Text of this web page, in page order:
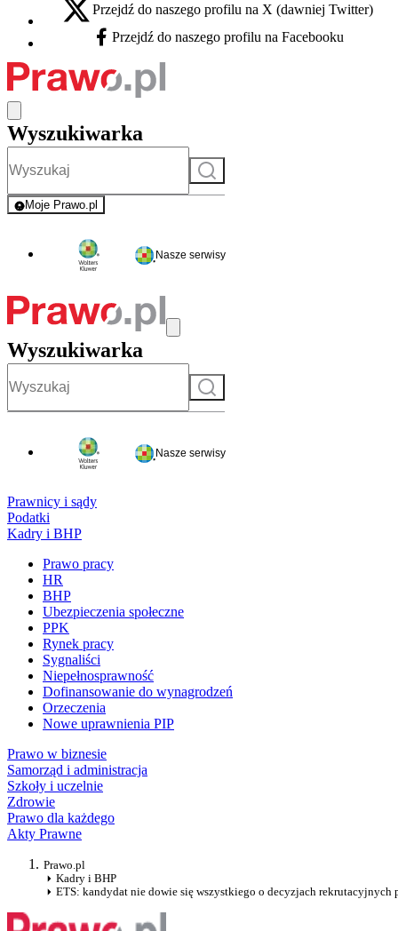
X - otwiera się w nowej karcie
Przejdź do naszego profilu na X (dawniej Twitter)
Facebook - otwiera się w nowej karcie
Przejdź do naszego profilu na Facebooku
Wyszukiwarka
Szukaj
Moje Prawo.pl
- rejestracja i logowanie do serwisu
Nasze serwisy
Wyszukiwarka
Szukaj
Nasze serwisy
Prawnicy i sądy
Podatki
Kadry i BHP
Prawo pracy
HR
BHP
Ubezpieczenia społeczne
PPK
Rynek pracy
Sygnaliści
Niepełnosprawność
Dofinansowanie do wynagrodzeń
Orzeczenia
Nowe uprawnienia PIP
Prawo w biznesie
Samorząd i administracja
Szkoły i uczelnie
Zdrowie
Prawo dla każdego
Akty Prawne
Prawo.pl
Kadry i BHP
ETS: kandydat nie dowie się wszystkiego o decyzjach rekrutacyjnych